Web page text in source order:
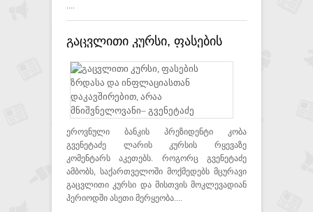
განახორციელებს
....
გაცვლითი კურსი, ფასების
ზრდასა და ინფლაციასთან
დაკავშირებით, არაა
მნიშვნელოვანი– გვენეტაძე
ეროვნული ბანკის პრეზიდენტი კობა
გვენეტაძე ლარის კურსის რყევაზე
კომენტარს აკეთებს. როგორც გვენეტაძე
ამბობს, საქართველოში მოქმედებს მცურავი
გაცვლითი კურსი და მისთვის მოკლევადიან
პერიოდში ასეთი მერყეობა....